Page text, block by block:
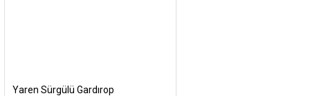
Yaren Sürgülü Gardırop